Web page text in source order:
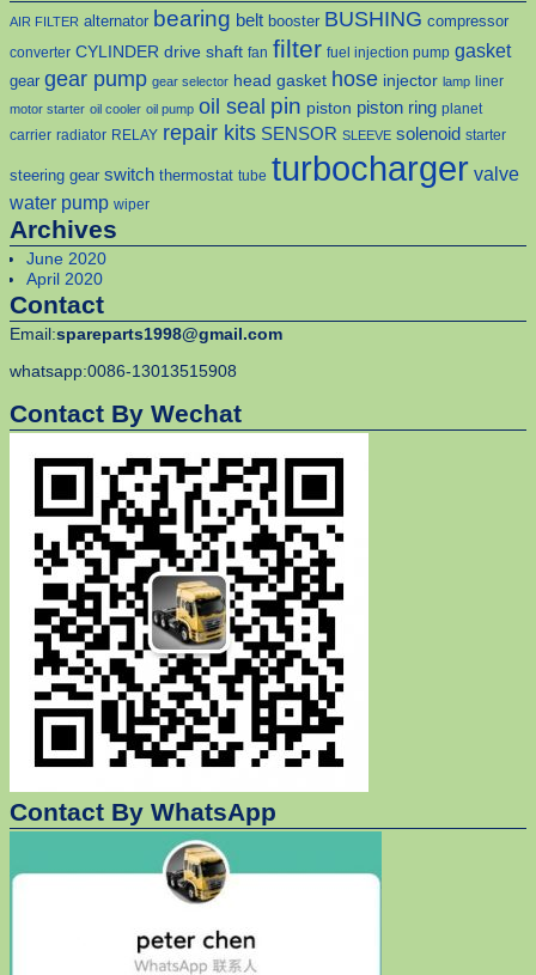
AIR FILTER alternator bearing belt booster BUSHING compressor
converter CYLINDER drive shaft fan filter fuel injection pump gasket
gear gear pump gear selector head gasket hose injector lamp liner
motor starter oil cooler oil pump oil seal pin piston piston ring planet
carrier radiator RELAY repair kits SENSOR SLEEVE solenoid starter
steering gear switch thermostat tube turbocharger valve
water pump wiper
Archives
June 2020
April 2020
Contact
Email:spareparts1998@gmail.com
whatsapp:0086-13013515908
Contact By Wechat
Contact By WhatsApp